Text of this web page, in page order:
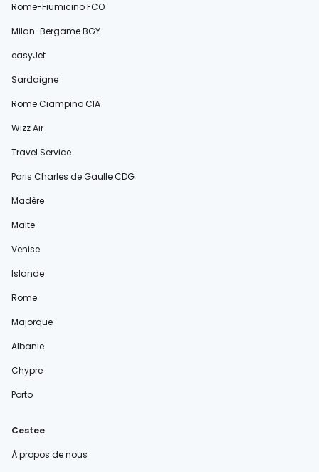
Rome-Fiumicino FCO
Milan-Bergame BGY
easyJet
Sardaigne
Rome Ciampino CIA
Wizz Air
Travel Service
Paris Charles de Gaulle CDG
Madère
Malte
Venise
Islande
Rome
Majorque
Albanie
Chypre
Porto
Cestee
À propos de nous